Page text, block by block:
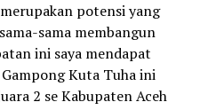
potensi yang
sama membangun
ini saya mendapat
Kuta Tuha ini
2 se Kabupaten Aceh